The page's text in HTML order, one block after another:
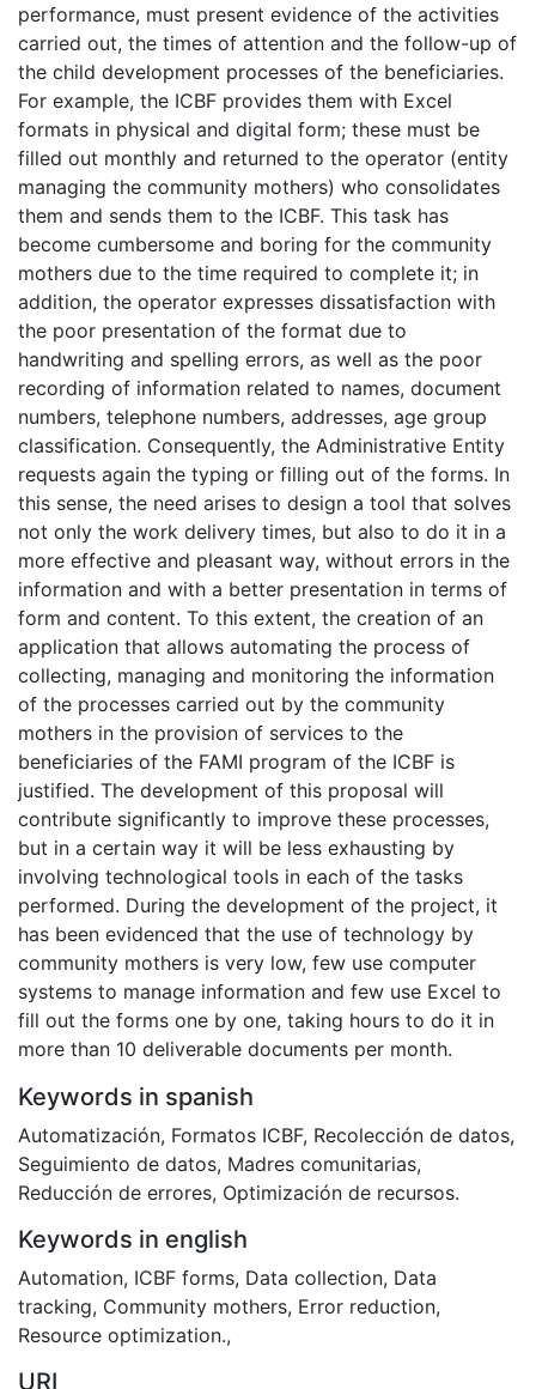
performance, must present evidence of the activities
carried out, the times of attention and the follow-up of
the child development processes of the beneficiaries.
For example, the ICBF provides them with Excel
formats in physical and digital form; these must be
filled out monthly and returned to the operator (entity
managing the community mothers) who consolidates
them and sends them to the ICBF. This task has
become cumbersome and boring for the community
mothers due to the time required to complete it; in
addition, the operator expresses dissatisfaction with
the poor presentation of the format due to
handwriting and spelling errors, as well as the poor
recording of information related to names, document
numbers, telephone numbers, addresses, age group
classification. Consequently, the Administrative Entity
requests again the typing or filling out of the forms. In
this sense, the need arises to design a tool that solves
not only the work delivery times, but also to do it in a
more effective and pleasant way, without errors in the
information and with a better presentation in terms of
form and content. To this extent, the creation of an
application that allows automating the process of
collecting, managing and monitoring the information
of the processes carried out by the community
mothers in the provision of services to the
beneficiaries of the FAMI program of the ICBF is
justified. The development of this proposal will
contribute significantly to improve these processes,
but in a certain way it will be less exhausting by
involving technological tools in each of the tasks
performed. During the development of the project, it
has been evidenced that the use of technology by
community mothers is very low, few use computer
systems to manage information and few use Excel to
fill out the forms one by one, taking hours to do it in
more than 10 deliverable documents per month.
Keywords in spanish
Automatización, Formatos ICBF, Recolección de datos,
Seguimiento de datos, Madres comunitarias,
Reducción de errores, Optimización de recursos.
Keywords in english
Automation, ICBF forms, Data collection, Data
tracking, Community mothers, Error reduction,
Resource optimization.,
URI